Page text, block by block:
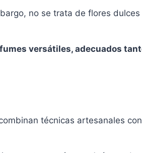
no se trata de flores
versátiles, adecuados
técnicas artesanales